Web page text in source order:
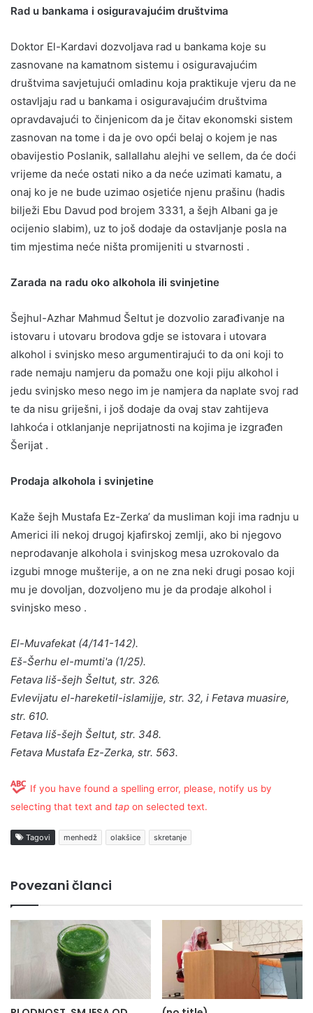
Rad u bankama i osiguravajućim društvima
Doktor El-Kardavi dozvoljava rad u bankama koje su
zasnovane na kamatnom sistemu i osiguravajućim
društvima savjetujući omladinu koja praktikuje vjeru da ne
ostavljaju rad u bankama i osiguravajućim društvima
opravdavajući to činjenicom da je čitav ekonomski sistem
zasnovan na tome i da je ovo opći belaj o kojem je nas
obavijestio Poslanik, sallallahu alejhi ve sellem, da će doći
vrijeme da neće ostati niko a da neće uzimati kamatu, a
onaj ko je ne bude uzimao osjetiće njenu prašinu (hadis
bilježi Ebu Davud pod brojem 3331, a šejh Albani ga je
ocijenio slabim), uz to još dodaje da ostavljanje posla na
tim mjestima neće ništa promijeniti u stvarnosti .
Zarada na radu oko alkohola ili svinjetine
Šejhul-Azhar Mahmud Šeltut je dozvolio zarađivanje na
istovaru i utovaru brodova gdje se istovara i utovara
alkohol i svinjsko meso argumentirajući to da oni koji to
rade nemaju namjeru da pomažu one koji piju alkohol i
jedu svinjsko meso nego im je namjera da naplate svoj rad
te da nisu griješni, i još dodaje da ovaj stav zahtijeva
lahkoća i otklanjanje neprijatnosti na kojima je izgrađen
Šerijat .
Prodaja alkohola i svinjetine
Kaže šejh Mustafa Ez-Zerka’ da musliman koji ima radnju u
Americi ili nekoj drugoj kjafirskoj zemlji, ako bi njegovo
neprodavanje alkohola i svinjskog mesa uzrokovalo da
izgubi mnoge mušterije, a on ne zna neki drugi posao koji
mu je dovoljan, dozvoljeno mu je da prodaje alkohol i
svinjsko meso .
El-Muvafekat (4/141-142).
Eš-Šerhu el-mumti'a (1/25).
Fetava liš-šejh Šeltut, str. 326.
Evlevijatu el-hareketil-islamijje, str. 32, i Fetava muasire,
str. 610.
Fetava liš-šejh Šeltut, str. 348.
Fetava Mustafa Ez-Zerka, str. 563.
If you have found a spelling error, please, notify us by
selecting that text and tap on selected text.
Tagovi menhedž olakšice skretanje
Povezani članci